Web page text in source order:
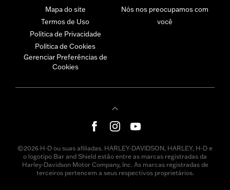
Mapa do site
Termos de Uso
Política de Privacidade
Política de Cookies
Gerenciar Preferências de
Cookies
Nós nos preocupamos com
você
©2026 H-D ou suas afiliadas. HARLEY-DAVIDSON, HARLEY, H-D e
o logotipo Bar and Shield estão entre as marcas registradas da
Harley-Davidson Motor Company, Inc. As marcas registradas de
terceiros pertencem a seus respectivos proprietários.